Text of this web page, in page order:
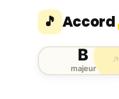
🎵 Accord
B
majeur
↗